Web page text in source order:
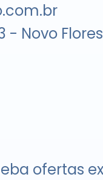
- Novo
ofertas